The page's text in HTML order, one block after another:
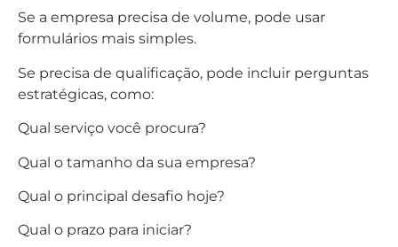
Se a empresa precisa de volume, pode usar
formulários mais simples.
Se precisa de qualificação, pode incluir perguntas
estratégicas, como:
Qual serviço você procura?
Qual o tamanho da sua empresa?
Qual o principal desafio hoje?
Qual o prazo para iniciar?